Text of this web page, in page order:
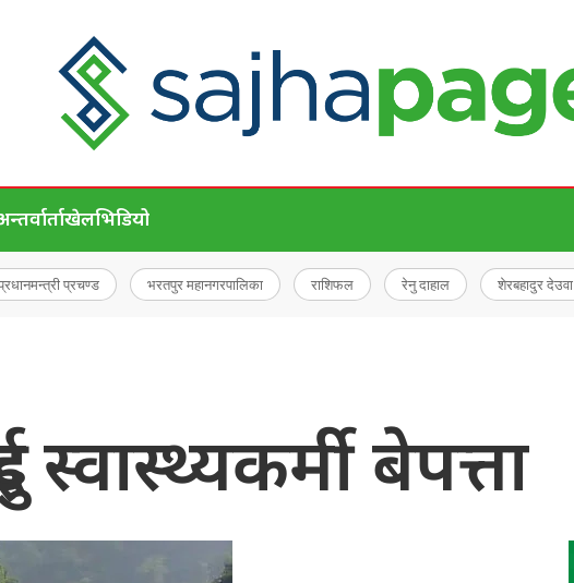
खेलभिडियो
प्रचण्ड भरतपुर महानगरपालिका राशिफल रेनु दाहाल शेरबहादुर देउवा
स्वास्थ्यकर्मी बेपत्ता